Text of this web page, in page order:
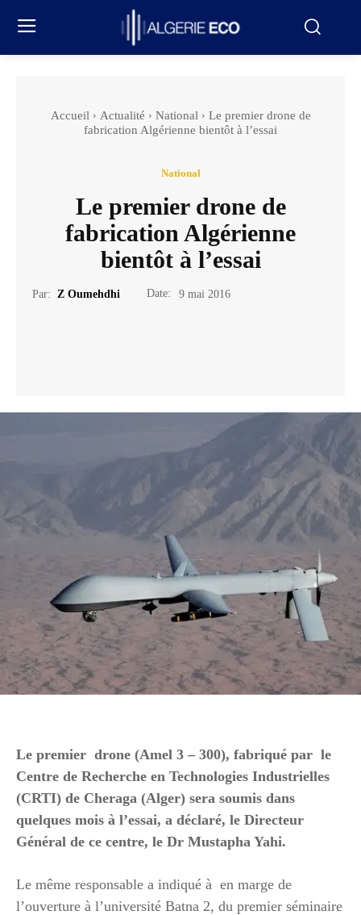
Accueil Actualité National
Le premier drone de
fabrication Algérienne bientôt à l’essai
National
Le premier drone de
fabrication Algérienne
bientôt à l’essai
Par: Z Oumehdhi Date: 9 mai 2016
Le premier drone (Amel 3 – 300), fabriqué par le
Centre de Recherche en Technologies Industrielles
(CRTI) de Cheraga (Alger) sera soumis dans
quelques mois à l’essai, a déclaré, le Directeur
Général de ce centre, le Dr Mustapha Yahi.
Le même responsable a indiqué à en marge de
l’ouverture à l’université Batna 2, du premier séminaire